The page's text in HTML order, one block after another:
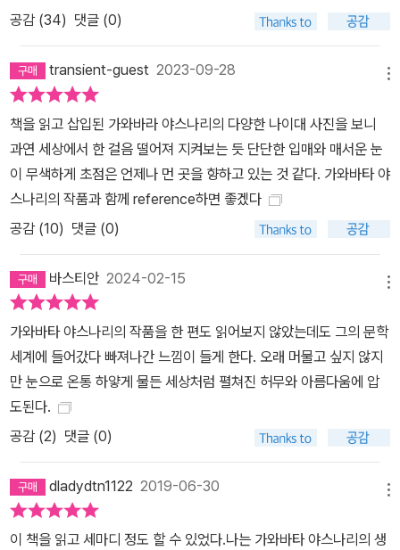
은 시기에 자살로 추정되는 죽음을 맞았다. 저자에게 가와바타 야스
나리는 끝없는 문(門)과 같았다. 하나의 문을 열고 나면 또 다른 견고
한 문이 서 있었다. 허연 작가는 인간 가와바타 야스나리를 만나기 위
해, 그와 대화를 나누고 그의 삶과 죽음을 이해하기 위해, 그가 태어난
집 처마에서 비를 피하고, 그가 초등학교에 가 기 위해 걸었던 논둑길
을 걷고, 소년 시절 그가 책을 사 보던 서점에 가보고, 그가 마셨던 커
피를 마시고, 그가 묵었던 료칸에 머물렀다. 너무도 극적인 삶을 살았
던, 무림의 고수와 같았던, 때로는 괴팍한 수행승 같았던 한 작가의 삶
이 그렇게 수십 년 후 같은 장소에 선 저자에게 오롯이 다가왔다. “가
을 짓고 또 허물었다. 어린 나이에 이미 생을 간파했으므로, 모든 것은
결국 소멸한다는 대전제에 갇혀 있었으므로. 그에게 현실은 이미 무
無이거나 거짓과 허상일 뿐이었다.” _「에필로그」 중에서 #가와바타
야스나리 #일본 #일본작가 #노벨문학상 #설국 #에치고유자와 #이
즈반도 #이즈의무희 #신감각파 #미시마유키오 #천마리학 #산소리
#가마쿠라 #교토 #밀롱가누에바 #진보초 #아사쿠사 #클래식클라
공감 (34) 댓글 (0)
transient-guest 2023-09-28
책을 읽고 삽입된 가와바라 야스나리의 다양한 나이대 사진을 보니
과연 세상에서 한 걸음 떨어져 지켜보는 듯 단단한 입매와 매서운 눈
이 무색하게 초점은 언제나 먼 곳을 향하고 있는 것 같다. 가와바타 야
스나리의 작품과 함께 reference하면 좋겠다
공감 (10) 댓글 (0)
바스티안 2024-02-15
가와바타 야스나리의 작품을 한 편도 읽어보지 않았는데도 그의 문학
세계에 들어갔다 빠져나간 느낌이 들게 한다. 오래 머물고 싶지 않지
만 눈으로 온통 하얗게 물든 세상처럼 펼쳐진 허무와 아름다움에 압
도된다.
공감 (2) 댓글 (0)
dladydtn1122 2019-06-30
이 책을 읽고 세마디 정도 할 수 있었다.나는 가와바타 야스나리의 생